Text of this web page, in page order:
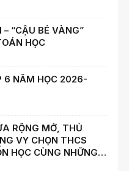
“CẬU BÉ VÀNG”
HỌC
6 NĂM HỌC 2026-
RỘNG MỞ, THỦ
VY CHỌN THCS
HỌC CÙNG NHỮNG